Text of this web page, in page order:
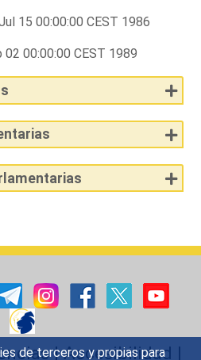
de terceros y propias para
15 00:00:00 CEST 1986
02 00:00:00 CEST 1989
|Accesibilidad |